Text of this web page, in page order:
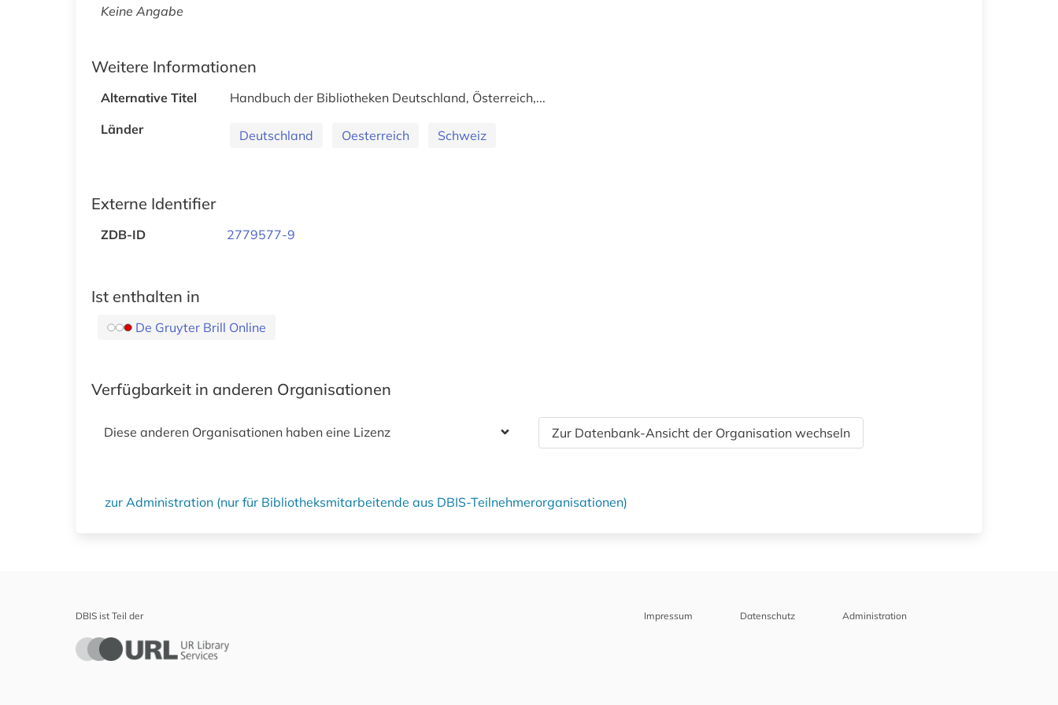
Keine Angabe
Weitere Informationen
Alternative Titel
Handbuch der Bibliotheken Deutschland, Österreich,...
Länder
Deutschland Oesterreich Schweiz
Externe Identifier
ZDB-ID 2779577-9
Ist enthalten in
De Gruyter Brill Online
Verfügbarkeit in anderen Organisationen
Diese anderen Organisationen haben eine Lizenz Zur Datenbank-Ansicht der Organisation wechseln
zur Administration (nur für Bibliotheksmitarbeitende aus DBIS-Teilnehmerorganisationen)
DBIS ist Teil der Impressum Datenschutz Administration